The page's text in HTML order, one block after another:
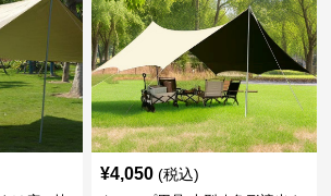
¥4,050 (税込)